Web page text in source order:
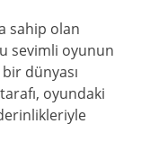
sahip olan
sevimli oyunun
dünyası
oyundaki